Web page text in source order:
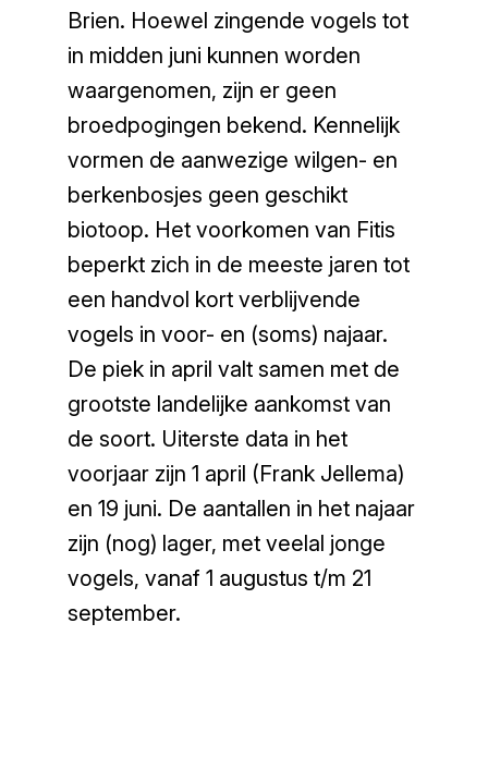
Brien. Hoewel zingende vogels tot
in midden juni kunnen worden
waargenomen, zijn er geen
broedpogingen bekend. Kennelijk
vormen de aanwezige wilgen- en
berkenbosjes geen geschikt
biotoop. Het voorkomen van Fitis
beperkt zich in de meeste jaren tot
een handvol kort verblijvende
vogels in voor- en (soms) najaar.
De piek in april valt samen met de
grootste landelijke aankomst van
de soort. Uiterste data in het
voorjaar zijn 1 april (Frank Jellema)
en 19 juni. De aantallen in het najaar
zijn (nog) lager, met veelal jonge
vogels, vanaf 1 augustus t/m 21
september.